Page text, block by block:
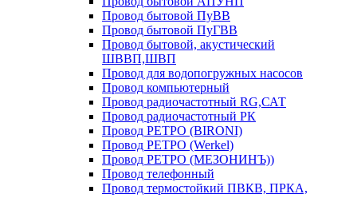
Провод бытовой ПуВВ
Провод бытовой ПуГВВ
Провод бытовой, акустический
ШВВП,ШВП
Провод для водопогружных насосов
Провод компьютерный
Провод радиочастотный RG,САТ
Провод радиочастотный РК
Провод РЕТРО (BIRONI)
Провод РЕТРО (Werkel)
Провод РЕТРО (МЕЗОНИНЪ))
Провод телефонный
Провод термостойкий ПВКВ, ПРКА,